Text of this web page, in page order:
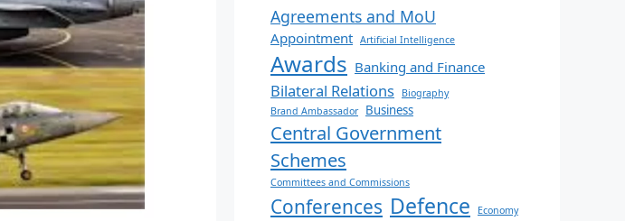
Agreements and MoU
Appointment Artificial Intelligence
Awards Banking and Finance
Bilateral Relations
Biography
Brand Ambassador
Business
Central Government
Schemes
Committees and Commissions
Conferences Defence
Economy